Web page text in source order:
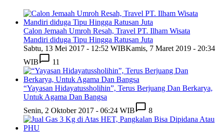
Calon Jemaah Umroh Resah, Travel PT. Ilham Wisata
Mandiri diduga Tipu Hingga Ratusan Juta
Sabtu, 13 Mei 2017 - 12:52 WIBKamis, 7 Maret 2019 - 20:34
WIB
11
“Yayasan Hidayatussholihin”, Terus Berjuang Dan Berkarya,
Untuk Agama Dan Bangsa
Senin, 2 Oktober 2017 - 06:24 WIB
8